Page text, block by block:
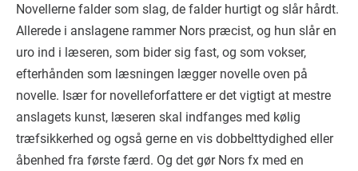
Novellerne falder som slag, de falder hurtigt og slår hårdt.
Allerede i anslagene rammer Nors præcist, og hun slår en
uro ind i læseren, som bider sig fast, og som vokser,
efterhånden som læsningen lægger novelle oven på
novelle. Især for novelleforfattere er det vigtigt at mestre
anslagets kunst, læseren skal indfanges med kølig
træfsikkerhed og også gerne en vis dobbelttydighed eller
åbenhed fra første færd. Og det gør Nors fx med en